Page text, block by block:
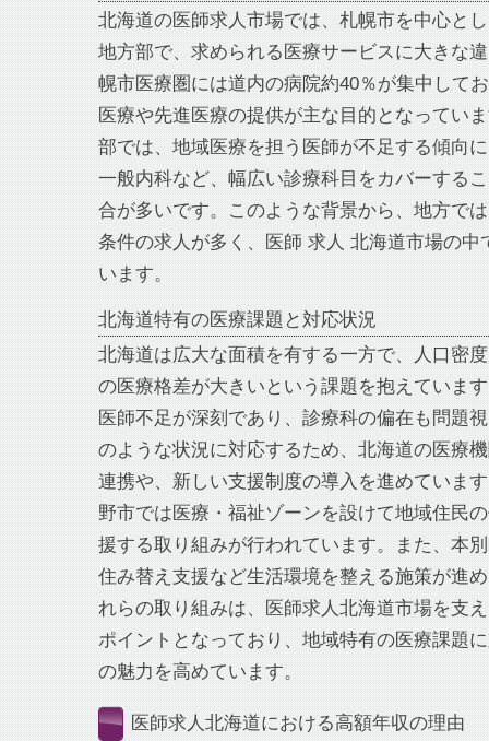
北海道の医師求人市場では、札幌市を中心と
地方部で、求められる医療サービスに大きな
幌市医療圏には道内の病院約40％が集中して
医療や先進医療の提供が主な目的となってい
部では、地域医療を担う医師が不足する傾向
一般内科など、幅広い診療科目をカバーする
合が多いです。このような背景から、地方で
条件の求人が多く、医師 求人 北海道市場の中
います。
北海道特有の医療課題と対応状況
北海道は広大な面積を有する一方で、人口密
の医療格差が大きいという課題を抱えていま
医師不足が深刻であり、診療科の偏在も問題
のような状況に対応するため、北海道の医療
連携や、新しい支援制度の導入を進めていま
野市では医療・福祉ゾーンを設けて地域住民
援する取り組みが行われています。また、本
住み替え支援など生活環境を整える施策が進
れらの取り組みは、医師求人北海道市場を支
ポイントとなっており、地域特有の医療課題
の魅力を高めています。
医師求人北海道における高額年収の理由